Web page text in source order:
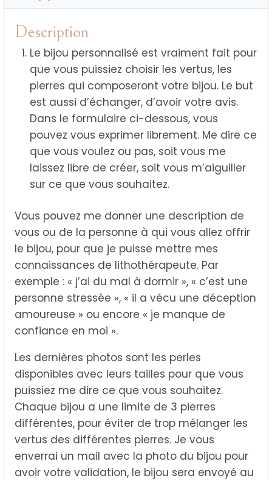
Description
Le bijou personnalisé est vraiment fait pour
que vous puissiez choisir les vertus, les
pierres qui composeront votre bijou. Le but
est aussi d’échanger, d’avoir votre avis.
Dans le formulaire ci-dessous, vous
pouvez vous exprimer librement. Me dire ce
que vous voulez ou pas, soit vous me
laissez libre de créer, soit vous m’aiguiller
sur ce que vous souhaitez.
Vous pouvez me donner une description de
vous ou de la personne à qui vous allez offrir
le bijou, pour que je puisse mettre mes
connaissances de lithothérapeute. Par
exemple : « j’ai du mal à dormir », « c’est une
personne stressée », « il a vécu une déception
amoureuse » ou encore « je manque de
confiance en moi ».
Les dernières photos sont les perles
disponibles avec leurs tailles pour que vous
puissiez me dire ce que vous souhaitez.
Chaque bijou a une limite de 3 pierres
différentes, pour éviter de trop mélanger les
vertus des différentes pierres. Je vous
enverrai un mail avec la photo du bijou pour
avoir votre validation, le bijou sera envoyé au